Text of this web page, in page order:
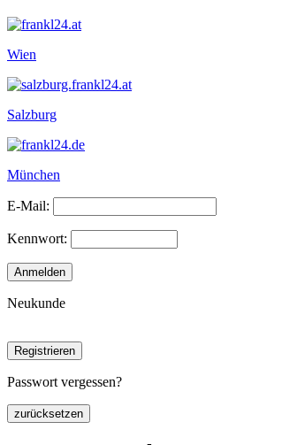
Wien
Salzburg
München
E-Mail:
Kennwort:
Neukunde
Passwort vergessen?
zurücksetzen